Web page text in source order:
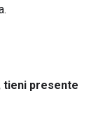
tieni presente